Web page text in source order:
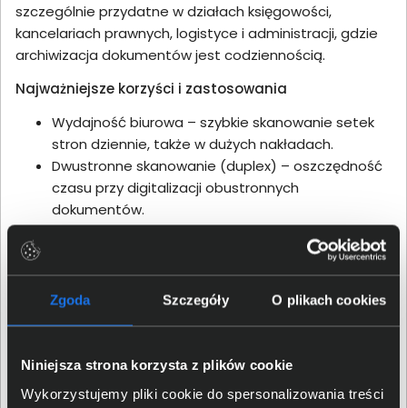
Zgoda Szczegóły O plikach cookies
Niniejsza strona korzysta z plików cookie
Wykorzystujemy pliki cookie do spersonalizowania treści
szczególnie przydatne w działach księgowości,
kancelariach prawnych, logistyce i administracji, gdzie
archiwizacja dokumentów jest codziennością.
Najważniejsze korzyści i zastosowania
Wydajność biurowa – szybkie skanowanie setek
stron dziennie, także w dużych nakładach.
Dwustronne skanowanie (duplex) – oszczędność
czasu przy digitalizacji obustronnych
dokumentów.
Szerokie formaty i nośniki – obsługa różnych
typów papieru, kart plastikowych czy wizytówek.
Łatwe udostępnianie – przesyłanie plików do sieci,
chmury, poczty e-mail lub folderów
szyfrowania i kontroli dostępu, istotne w biznesie.
Technologie i warianty